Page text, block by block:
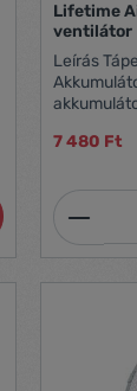
a
Lifetime Air 33244
ventilátor
Leírás Tápellátás: 5V DC Teljesítmény: 5W
akkumulátor Akkumulátor
Méret: kb.
fokozatú
- kék,
mód:
ventilátor
szor, majd
7 480 Ft